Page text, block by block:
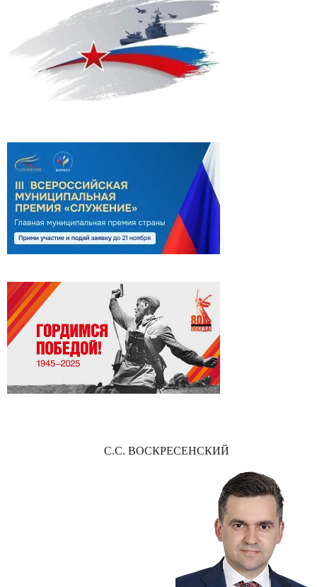
С.С. ВОСКРЕСЕНСКИЙ